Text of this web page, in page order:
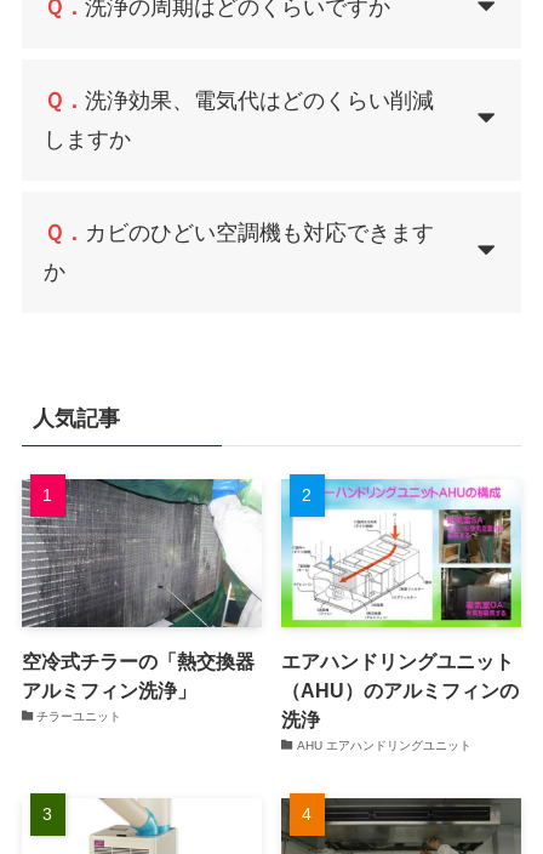
Ｑ． 洗浄の周期はどのくらいですか
Ｑ． 洗浄効果、電気代はどのくらい削減
しますか
Ｑ． カビのひどい空調機も対応できます
か
人気記事
空冷式チラーの「熱交換器
アルミフィン洗浄」
チラーユニット
エアハンドリングユニット
（AHU）のアルミフィンの
洗浄
AHU エアハンドリングユニット